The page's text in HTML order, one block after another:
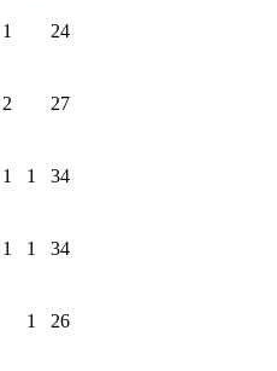
1 24
2 27
1 1 34
1 1 34
1 26